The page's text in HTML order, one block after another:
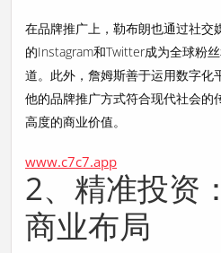
在品牌推广上，勒布朗也通过社交
的Instagram和Twitter成为全球粉
道。此外，詹姆斯善于运用数字化
他的品牌推广方式符合现代社会的
高度的商业价值。
www.c7c7.app
2、精准投资
商业布局